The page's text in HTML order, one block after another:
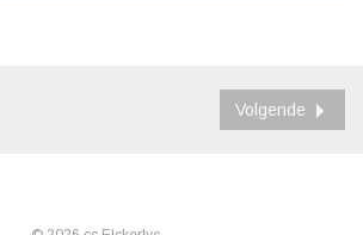
Volgende